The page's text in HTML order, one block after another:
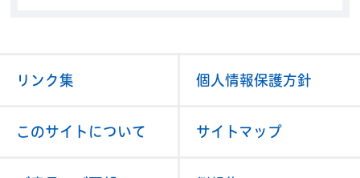
リンク集 個人情報保護方針
このサイトについて サイトマップ